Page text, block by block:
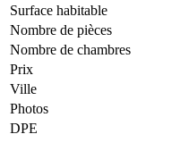
Surface habitable
Nombre de pièces
Nombre de chambres
Prix
Ville
Photos
DPE